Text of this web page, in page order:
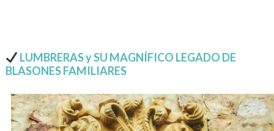
LUMBRERAS y SU MAGNÍFICO LEGADO DE
BLASONES FAMILIARES